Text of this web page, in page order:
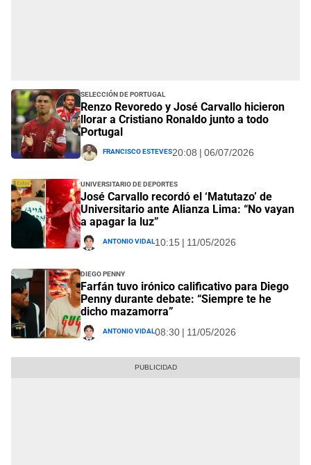
Selección de Portugal
Renzo Revoredo y José Carvallo hicieron
llorar a Cristiano Ronaldo junto a todo
Portugal
Francisco Esteves20:08 | 06/07/2026
Universitario de Deportes
José Carvallo recordó el ‘Matutazo’ de
Universitario ante Alianza Lima: “No vayan
a apagar la luz”
Antonio Vidal10:15 | 11/05/2026
Diego Penny
Farfán tuvo irónico calificativo para Diego
Penny durante debate: “Siempre te he
dicho mazamorra”
Antonio Vidal08:30 | 11/05/2026